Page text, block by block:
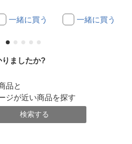
一緒に買う 一緒に買う
ましたか?
品と
ジが近い商品を探す
検索する